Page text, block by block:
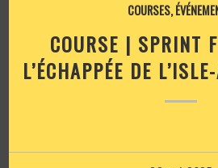
COURSES,
COURSE | SPRINT
L’ÉCHAPPÉE DE